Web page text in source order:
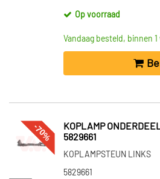
Op voorraad
Vandaag besteld, binnen
-70%
KOPLAMP
5829661
KOPLAMPSTEUN LINKS
5829661